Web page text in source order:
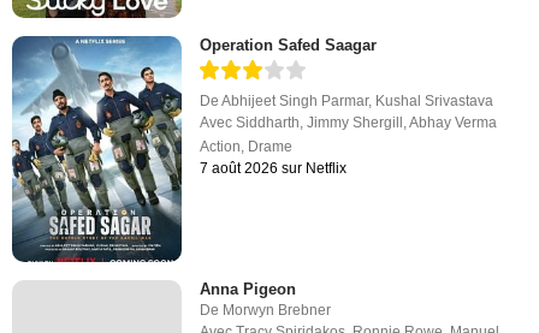
Operation Safed Saagar
DeAbhijeet Singh Parmar, Kushal Srivastava
AvecSiddharth ,Jimmy Shergill ,Abhay Verma
Action Drame
7 août 2026 sur Netflix
Anna Pigeon
De Morwyn Brebner